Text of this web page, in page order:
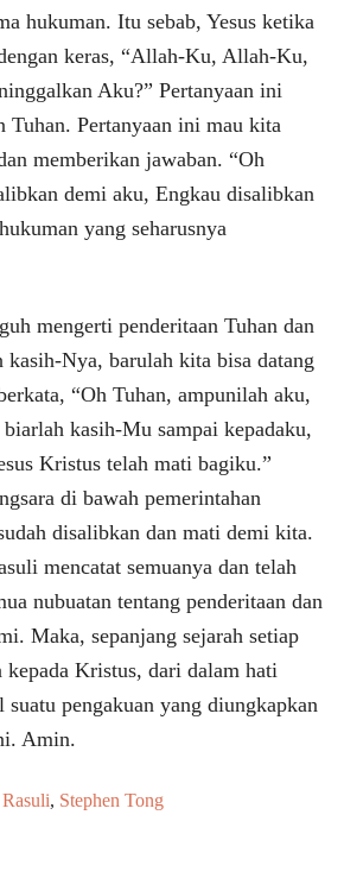
hukuman. Itu sebab, Yesus ketika
keras, “Allah-Ku, Allah-Ku,
Aku?” Pertanyaan ini
Tuhan. Pertanyaan ini mau kita
memberikan jawaban. “Oh
demi aku, Engkau disalibkan
yang seharusnya
mengerti penderitaan Tuhan dan
kasih-Nya, barulah kita bisa datang
“Oh Tuhan, ampunilah aku,
kasih-Mu sampai kepadaku,
Kristus telah mati bagiku.”
di bawah pemerintahan
disalibkan dan mati demi kita.
mencatat semuanya dan telah
nubuatan tentang penderitaan dan
Maka, sepanjang sejarah setiap
kepada Kristus, dari dalam hati
pengakuan yang diungkapkan
Amin.
, Stephen Tong